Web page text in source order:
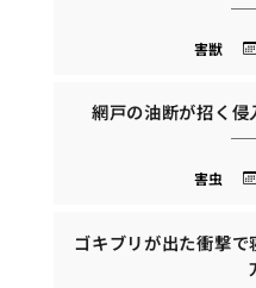
害獣
網戸の油断が招く
害虫
ゴキブリが出た衝撃